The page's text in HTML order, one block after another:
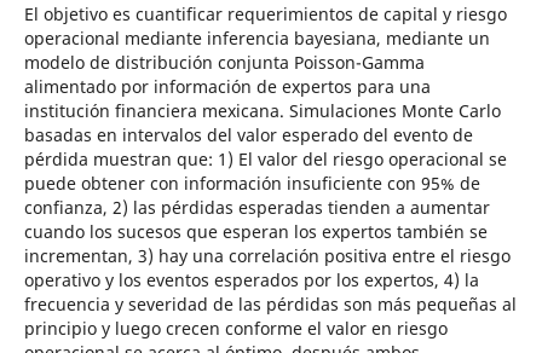
El objetivo es cuantificar requerimientos de capital y riesgo
operacional mediante inferencia bayesiana, mediante un
modelo de distribución conjunta Poisson-Gamma
alimentado por información de expertos para una
institución financiera mexicana. Simulaciones Monte Carlo
basadas en intervalos del valor esperado del evento de
pérdida muestran que: 1) El valor del riesgo operacional se
puede obtener con información insuficiente con 95% de
confianza, 2) las pérdidas esperadas tienden a aumentar
cuando los sucesos que esperan los expertos también se
incrementan, 3) hay una correlación positiva entre el riesgo
operativo y los eventos esperados por los expertos, 4) la
frecuencia y severidad de las pérdidas son más pequeñas al
principio y luego crecen conforme el valor en riesgo